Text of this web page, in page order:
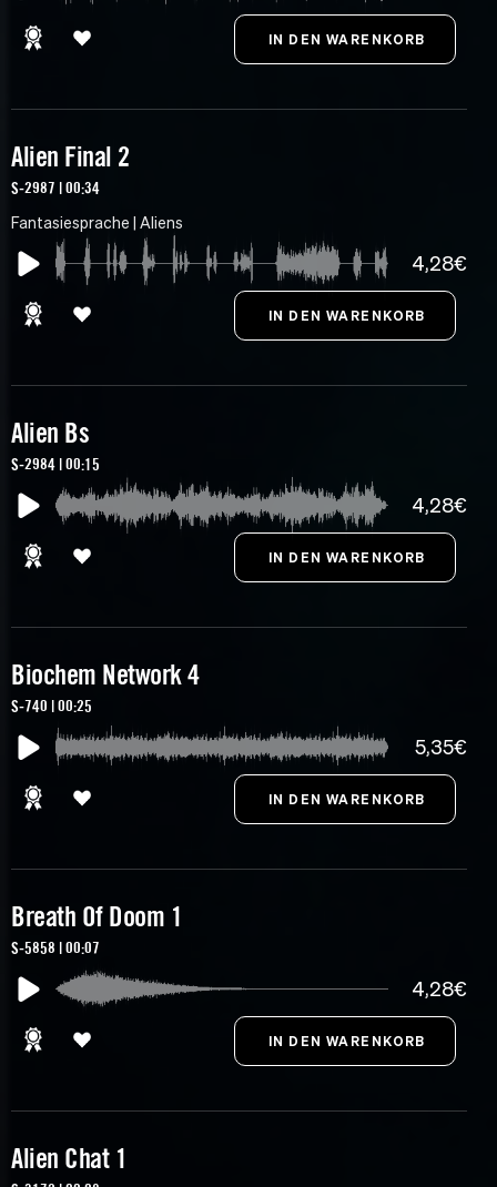
Alien Final 2
S-2987 | 00:34
Fantasiesprache | Aliens
4,28€
Alien Bs
S-2984 | 00:15
4,28€
Biochem Network 4
S-740 | 00:25
5,35€
Breath Of Doom 1
S-5858 | 00:07
4,28€
Alien Chat 1